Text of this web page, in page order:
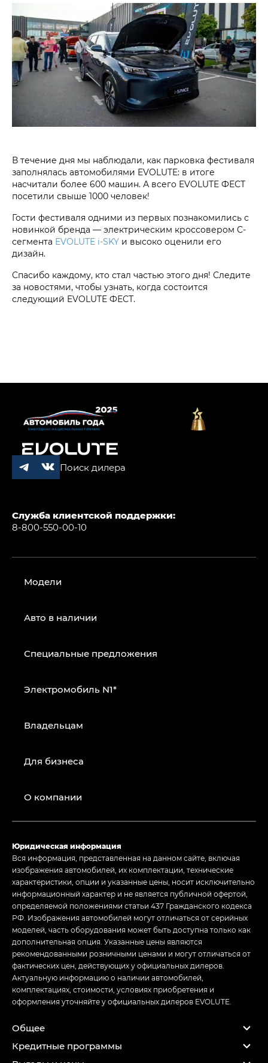
В течение дня мы наблюдали, как парковка фестиваля
заполнялась автомобилями EVOLUTE: в итоге
насчитали более 600 машин. А всего EVOLUTE ФЕСТ
посетили свыше 1000 человек!
Гости фестиваля одними из первых познакомились с
новинкой бренда — электрическим кроссовером C-
сегмента EVOLUTE i‑SKY и высоко оценили его
дизайн.
Спасибо каждому, кто стал частью этого дня! Следите
за новостями, чтобы узнать, когда состоится
следующий EVOLUTE ФЕСТ.
Поиск дилера
Служба клиентской поддержки:
8-800-550-00-10
Модели
Авто в наличии
Специальные предложения
Электромобиль N1*
Владельцам
Для бизнеса
О компании
Юридическая информация
Вся информация, представленная на данном сайте, включая
изображения автомобилей, их комплектации, технические
характеристики, опции и указанные цены, носит исключительно
информационный характер и не является публичной офертой,
определяемой положениями статьи 437 Гражданского кодекса
РФ. Изображения автомобилей могут отличаться от серийных
моделей, часть оборудования может быть доступна только как
дополнительная опция. Указанные цены являются
рекомендованными розничными ценами и могут отличаться от
фактических цен, действующих у официальных дилеров.
Актуальную информацию о наличии автомобилей,
комплектациях, стоимости, условиях приобретения и
оформления уточняйте у официальных дилеров EVOLUTE.
Общее
Кредитные программы